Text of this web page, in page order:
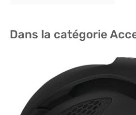
Dans la catégorie